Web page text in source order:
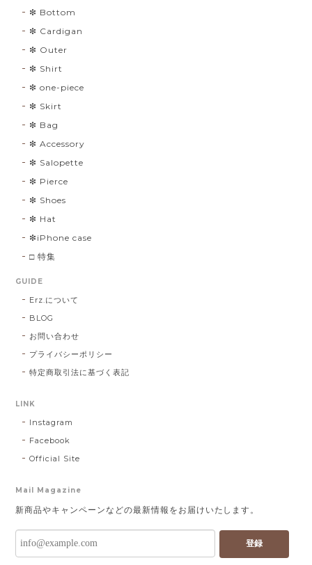
❇︎ Bottom
❇︎ Cardigan
❇︎ Outer
❇︎ Shirt
❇︎ one-piece
❇︎ Skirt
❇︎ Bag
❇︎ Accessory
❇︎ Salopette
❇︎ Pierce
❇︎ Shoes
❇︎ Hat
❇︎iPhone case
□ 特集
GUIDE
Erz.について
BLOG
お問い合わせ
プライバシーポリシー
特定商取引法に基づく表記
LINK
Instagram
Facebook
Official Site
Mail Magazine
新商品やキャンペーンなどの最新情報をお届けいたします。
登録